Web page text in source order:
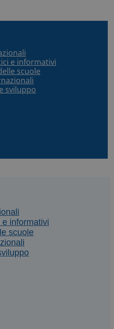
e informativi
scuole
sviluppo
informativi
scuole